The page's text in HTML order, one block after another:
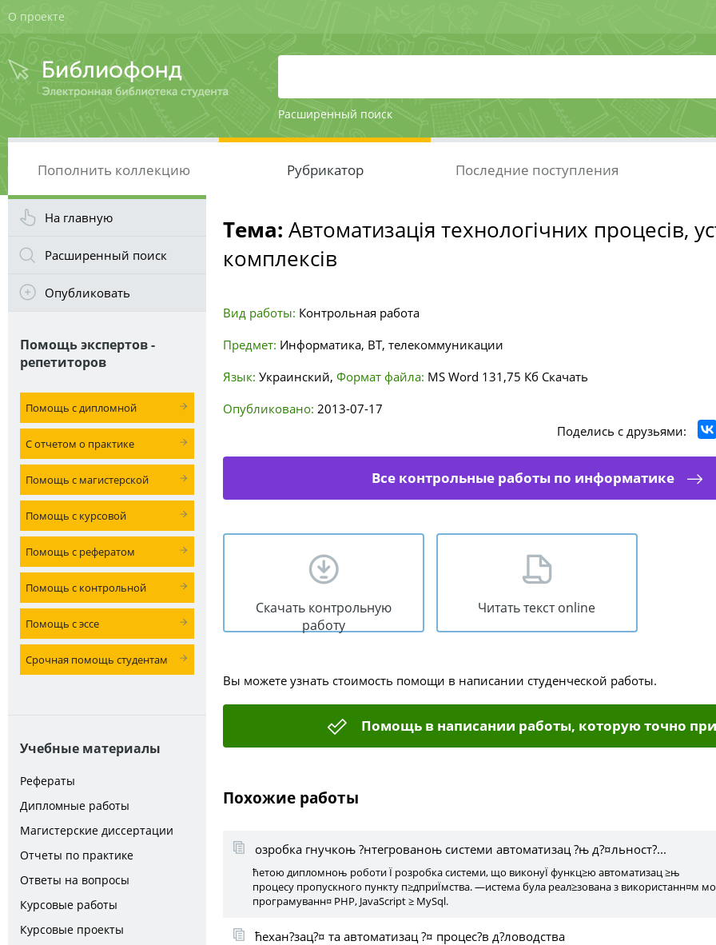
О проекте
Расширенный поиск
Пополнить коллекцию Рубрикатор Последние поступления
На главную
Расширенный поиск
Опубликовать
Помощь экспертов -
репетиторов
Помощь с дипломной
С отчетом о практике
Помощь с магистерской
Помощь с курсовой
Помощь с рефератом
Помощь с контрольной
Помощь с эссе
Срочная помощь студентам
Учебные материалы
Рефераты
Дипломные работы
Магистерские диссертации
Отчеты по практике
Ответы на вопросы
Курсовые работы
Курсовые проекты
Тема: Автоматизація технологічних процесів,
комплексів
Вид работы: Контрольная работа
Предмет: Информатика, ВТ, телекоммуникации
Язык: Украинский, Формат файла: MS Word 131,75 Кб Скачать
Опубликовано: 2013-07-17
Поделись с друзьями:
Все контрольные работы по информатике
Скачать контрольную
работу
Читать текст online
Вы можете узнать стоимость помощи в написании студенческой работы.
Помощь в написании работы, которую точно
Похожие работы
озробка гнучкоњ ?нтегрованоњ системи автоматизац ?њ д?¤льност?...
ћетою дипломноњ роботи Ї розробка системи, що виконуЇ функц≥ю автоматизац ≥њ
процесу пропускного пункту п≥дприЇмства. —истема була реал≥зована з використанн¤м
програмуванн¤ PHP, JavaScript ≥ MySql.
ћехан?зац?¤ та автоматизац ?¤ процес?в д?ловодства